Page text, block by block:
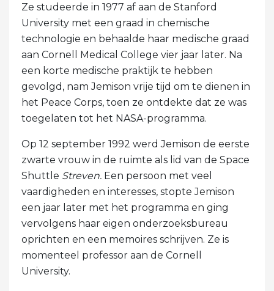
Ze studeerde in 1977 af aan de Stanford
University met een graad in chemische
technologie en behaalde haar medische graad
aan Cornell Medical College vier jaar later. Na
een korte medische praktijk te hebben
gevolgd, nam Jemison vrije tijd om te dienen in
het Peace Corps, toen ze ontdekte dat ze was
toegelaten tot het NASA-programma.
Op 12 september 1992 werd Jemison de eerste
zwarte vrouw in de ruimte als lid van de Space
Shuttle Streven. Een persoon met veel
vaardigheden en interesses, stopte Jemison
een jaar later met het programma en ging
vervolgens haar eigen onderzoeksbureau
oprichten en een memoires schrijven. Ze is
momenteel professor aan de Cornell
University.